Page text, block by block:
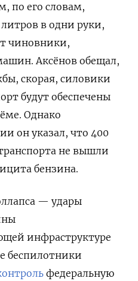
по его словам,
литров в одни руки,
чиновники,
Аксёнов обещал,
скорая, силовики
будут обеспечены
Однако
он указал, что 400
не вышли
бензина.
— удары
инфраструктуре
беспилотники
федеральную